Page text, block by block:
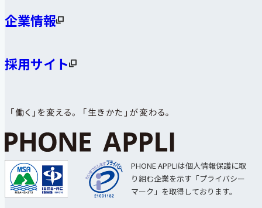
企業情報
採用サイト
PHONE APPLIは個人情報保護に取
り組む企業を示す「プライバシー
マーク」を取得しております。